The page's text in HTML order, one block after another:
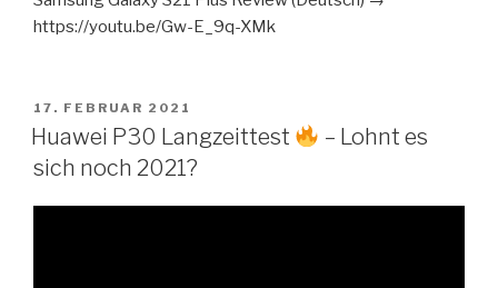
https://youtu.be/Gw-E_9q-XMk
VERÖFFENTLICHT
AM
17. FEBRUAR 2021
Huawei P30 Langzeittest
– Lohnt es
sich noch 2021?